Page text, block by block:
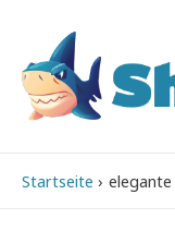
Startseite